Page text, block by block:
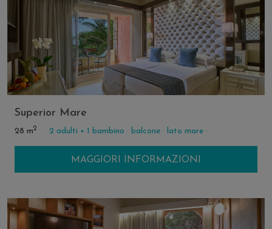
Superior Mare
28 m2 2 adulti + 1 bambino · balcone · lato mare ·
MAGGIORI INFORMAZIONI